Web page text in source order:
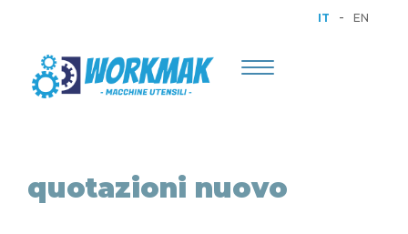
IT - EN
Toggle
quotazioni nuovo